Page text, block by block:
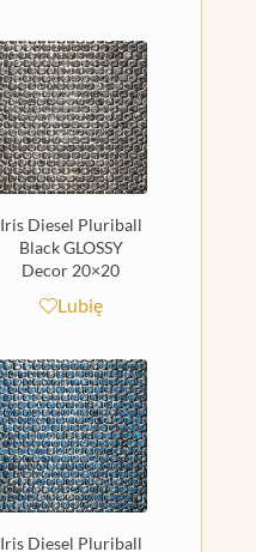
Iris Diesel Pluriball
Black GLOSSY
Decor 20×20
Lubię
Iris Diesel Pluriball